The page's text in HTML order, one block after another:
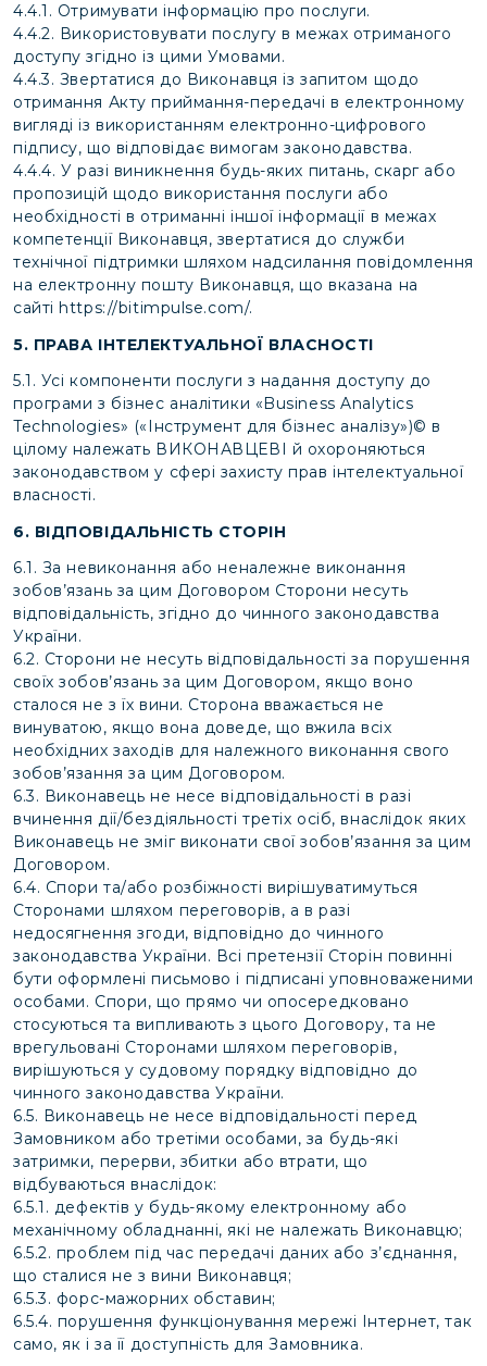
4.4.1. Отримувати інформацію про послуги.
4.4.2. Використовувати послугу в межах отриманого
доступу згідно із цими Умовами.
4.4.3. Звертатися до Виконавця із запитом щодо
отримання Акту приймання-передачі в електронному
вигляді із використанням електронно-цифрового
підпису, що відповідає вимогам законодавства.
4.4.4. У разі виникнення будь-яких питань, скарг або
пропозицій щодо використання послуги або
необхідності в отриманні іншої інформації в межах
компетенції Виконавця, звертатися до служби
технічної підтримки шляхом надсилання повідомлення
на електронну пошту Виконавця, що вказана на
сайтіhttps://bitimpulse.com/.
5. ПРАВА ІНТЕЛЕКТУАЛЬНОЇ ВЛАСНОСТІ
5.1. Усі компоненти послуги з надання доступу до
програми з бізнес аналітики «Business Analytics
Technologies» («Інструмент для бізнес аналізу»)© в
цілому належать ВИКОНАВЦЕВІ й охороняються
законодавством у сфері захисту прав інтелектуальної
власності.
6. ВІДПОВІДАЛЬНІСТЬ СТОРІН
6.1. За невиконання або неналежне виконання
зобов’язань за цим Договором Сторони несуть
відповідальність, згідно до чинного законодавства
України.
6.2. Сторони не несуть відповідальності за порушення
своїх зобов’язань за цим Договором, якщо воно
сталося не з їх вини. Сторона вважається не
винуватою, якщо вона доведе, що вжила всіх
необхідних заходів для належного виконання свого
зобов’язання за цим Договором.
6.3. Виконавець не несе відповідальності в разі
вчинення дії/бездіяльності третіх осіб, внаслідок яких
Виконавець не зміг виконати свої зобов’язання за цим
Договором.
6.4. Спори та/або розбіжності вирішуватимуться
Сторонами шляхом переговорів, а в разі
недосягнення згоди, відповідно до чинного
законодавства України. Всі претензії Сторін повинні
бути оформлені письмово і підписані уповноваженими
особами. Спори, що прямо чи опосередковано
стосуються та випливають з цього Договору, та не
врегульовані Сторонами шляхом переговорів,
вирішуються у судовому порядку відповідно до
чинного законодавства України.
6.5. Виконавець не несе відповідальності перед
Замовником або третіми особами, за будь-які
затримки, перерви, збитки або втрати, що
відбуваються внаслідок:
6.5.1. дефектів у будь-якому електронному або
механічному обладнанні, які не належать Виконавцю;
6.5.2. проблем під час передачі даних або з’єднання,
що сталися не з вини Виконавця;
6.5.3. форс-мажорних обставин;
6.5.4. порушення функціонування мережі Інтернет, так
само, як і за її доступність для Замовника.